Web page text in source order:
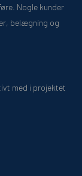
Nogle kunder
belægning og
med i projektet